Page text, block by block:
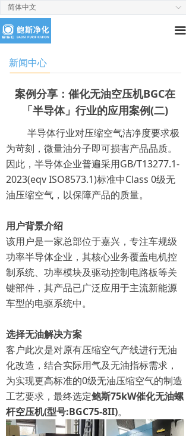
ꀅ
简体中文
끀
案例分享：催化无油空压机BGC在
「半导体」行业的应用案例(二)
半导体行业对压缩空气洁净度要求极
为苛刻，微量油分子即可损害产品品质。
因此，半导体企业普遍采用GB/T13277.1-
2023(eqv ISO8573.1)标准中Class 0级无
油压缩空气，以保障产品的质量。
用户背景介绍
该用户是一家总部位于嘉兴，专注车规级
功率半导体企业，其核心业务覆盖电机控
制系统、功率模块及驱动控制电路板等关
键部件，其产品已广泛应用于主流新能源
车型的电驱系统中。‌‌‌
选择无油解决方案
客户此次是对原有压缩空气产线进行无油
化改造，结合实际用气及无油指标需求，
为实现更高标准的0级无油压缩空气的制造
工艺要求，最终选定鲍斯75kW催化无油螺
杆空压机(型号:BGC75-8II)。
新闻中心